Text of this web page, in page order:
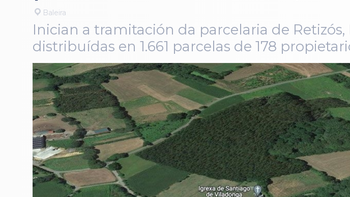
Baleira
Inician a tramitación da parcelaria de
distribuídas en 1.661 parcelas de 178